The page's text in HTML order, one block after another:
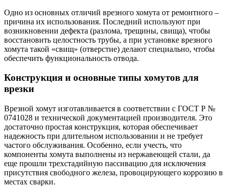
Одно из основных отличий врезного хомута от ремонтного –
причина их использования. Последний используют при
возникновении дефекта (разлома, трещины, свища), чтобы
восстановить целостность трубы, а при установке врезного
хомута такой «свищ» (отверстие) делают специально, чтобы
обеспечить функциональность отвода.
Конструкция и основные типы хомутов для
врезки
Врезной хомут изготавливается в соответствии с ГОСТ Р №
0741028 и технической документацией производителя. Это
достаточно простая конструкция, которая обеспечивает
надежность при длительном использовании и не требует
частого обслуживания. Особенно, если учесть, что
компоненты хомута выполнены из нержавеющей стали, да
еще прошли трехстадийную пассивацию для исключения
присутствия свободного железа, провоцирующего коррозию в
местах сварки.